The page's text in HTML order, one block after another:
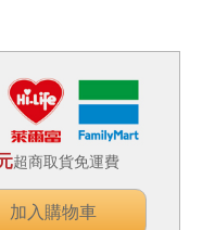
超商取貨免運費
加入購物車